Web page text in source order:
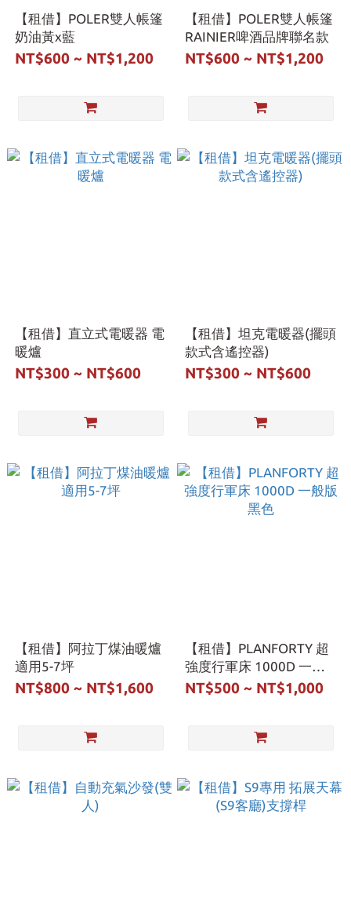
【租借】POLER雙人帳篷
奶油黃x藍
NT$600 ~ NT$1,200
【租借】POLER雙人帳篷
RAINIER啤酒品牌聯名款
NT$600 ~ NT$1,200
【租借】直立式電暖器 電
暖爐
NT$300 ~ NT$600
【租借】坦克電暖器(擺頭
款式含遙控器)
NT$300 ~ NT$600
【租借】阿拉丁煤油暖爐
適用5-7坪
NT$800 ~ NT$1,600
【租借】PLANFORTY 超
強度行軍床 1000D 一般
版 黑色
NT$500 ~ NT$1,000